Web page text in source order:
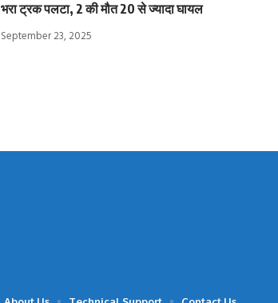
भरा ट्रक पलटा, 2 की मौत 20 से ज्यादा घायल
September 23, 2025